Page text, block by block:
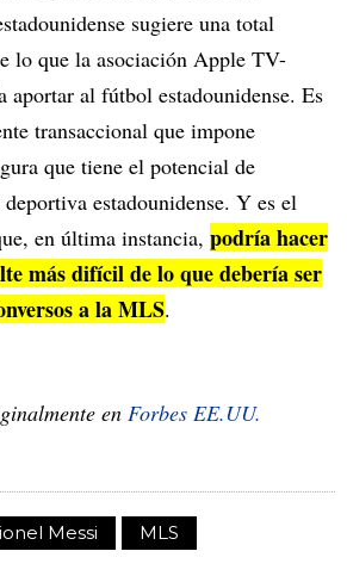
sugiere una total
lo que la asociación Apple TV-
aportar al fútbol estadounidense. Es
transaccional que impone
que tiene el potencial de
estadounidense. Y es el
en última instancia, podría hacer
más difícil de lo que debería ser
a la MLS.
en Forbes EE.UU.
Messi MLS